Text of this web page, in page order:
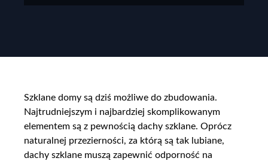
Szklane domy są dziś możliwe do zbudowania.
Najtrudniejszym i najbardziej skomplikowanym
elementem są z pewnością dachy szklane. Oprócz
naturalnej przezierności, za którą są tak lubiane,
dachy szklane muszą zapewnić odporność na